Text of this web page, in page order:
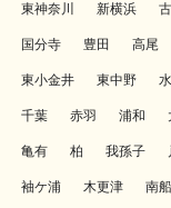
東神奈川 新横浜
国分寺 豊田 高尾
東小金井 東中野
千葉 赤羽 浦和
亀有 柏 我孫子
袖ケ浦 木更津 南